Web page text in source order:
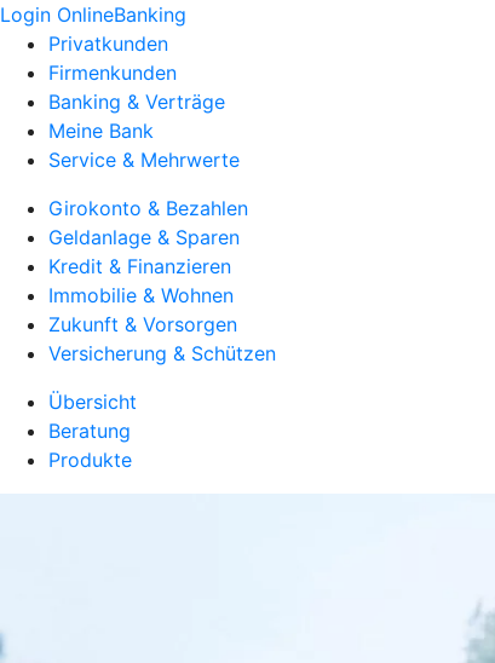
Login OnlineBanking
Privatkunden
Firmenkunden
Banking & Verträge
Meine Bank
Service & Mehrwerte
Girokonto & Bezahlen
Geldanlage & Sparen
Kredit & Finanzieren
Immobilie & Wohnen
Zukunft & Vorsorgen
Versicherung & Schützen
Übersicht
Beratung
Produkte